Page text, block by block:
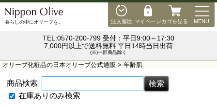
注文履歴 マイページカゴを見る MENU
暮らしの中にオリーブを。
TEL:0570-200-799 受付：平日9:00～17:30
7,000円以上で送料無料 平日14時当日出荷
(※)一部商品除く
オリーブ化粧品の日本オリーブ公式通販 > 年齢肌
商品検索
在庫ありのみ検索